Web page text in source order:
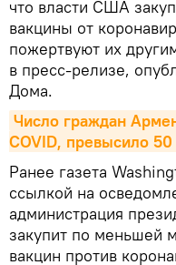
что власти США
вакцины от
пожертвуют их
в пресс-релизе,
Дома.
Число граждан
COVID, превысило
Ранее газета
ссылкой на
администрация
закупит по меньшей
вакцин против